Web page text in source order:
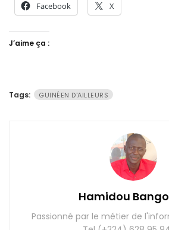
Facebook X
J’aime ça :
Tags: GUINÉEN D'AILLEURS
Hamidou
Passionné par le métier de